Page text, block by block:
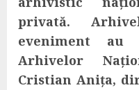
privată.
eveniment au
Arhivelor
Cristian Anița,